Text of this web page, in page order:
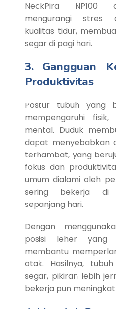
NeckPira NP100
mengurangi stres
kualitas tidur,
segar di pagi hari.
3. Gangguan
Produktivitas
Postur tubuh yang
mempengaruhi
mental. Duduk
dapat menyebabkan
terhambat, yang
fokus dan
umum dialami oleh
sering bekerja di
sepanjang hari.
Dengan
posisi leher
membantu
otak. Hasilnya,
segar, pikiran lebih
bekerja pun